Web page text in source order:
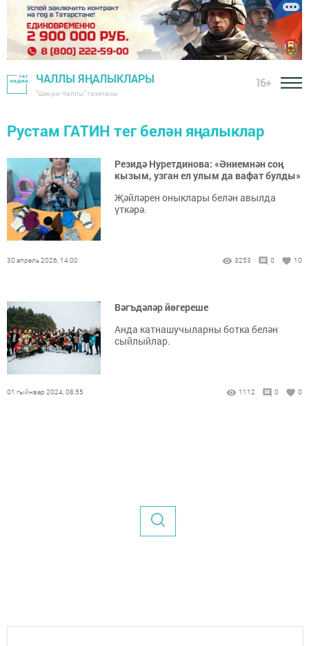
ЧАЛЛЫ ЯҢАЛЫКЛАРЫ
"Шәһри Чаллы" газетасы
16+
Рустам ГАТИН тег белән яңалыклар
Резидә Нуретдинова: «Әниемнән соң
кызым, узган ел улым да вафат булды»
Җәйләрен оныклары белән авылда
үткәрә.
30 апрель 2026, 14:00 3253 0 10
Вәгъдәләр йөгереше
Анда катнашучыларны ботка белән
сыйлыйлар.
01 гыйнвар 2024, 08:55 1112 0 0